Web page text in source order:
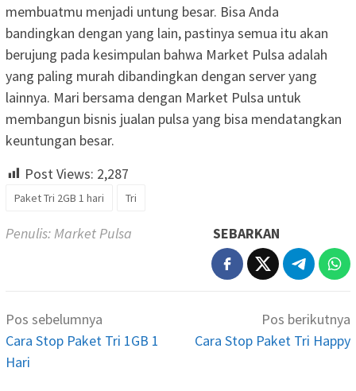
membuatmu menjadi untung besar. Bisa Anda
bandingkan dengan yang lain, pastinya semua itu akan
berujung pada kesimpulan bahwa Market Pulsa adalah
yang paling murah dibandingkan dengan server yang
lainnya. Mari bersama dengan Market Pulsa untuk
membangun bisnis jualan pulsa yang bisa mendatangkan
keuntungan besar.
Post Views: 2,287
Paket Tri 2GB 1 hari Tri
Penulis: Market Pulsa SEBARKAN
Navigasi
pos
Pos sebelumnya
Cara Stop Paket Tri 1GB 1
Hari
Pos berikutnya
Cara Stop Paket Tri Happy